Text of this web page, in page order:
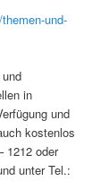
und-
in
und
kostenlos
1212 oder
unter Tel.: